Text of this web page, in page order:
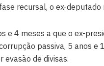
recursal, o ex-
e 4 meses a que o ex-
passiva, 5 anos e
evasão de divisas.